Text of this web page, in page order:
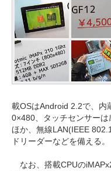
載OSはAndroid 2.2で、内
0×480、タッチセンサー
ほか、無線LAN(IEEE
ドリーダーなどを備える。
なお、搭載CPUの